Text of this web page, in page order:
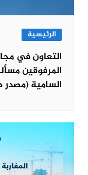
الرئيسية
التعاون في
المرفوقين
السامية